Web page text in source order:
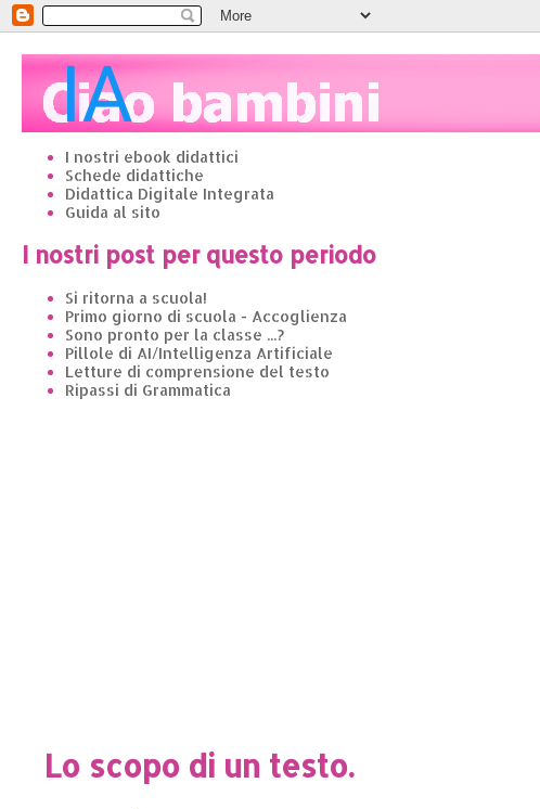
I nostri ebook didattici
Schede didattiche
Didattica Digitale Integrata
Guida al sito
I nostri post per questo periodo
Si ritorna a scuola!
Primo giorno di scuola - Accoglienza
Sono pronto per la classe ...?
Pillole di AI/Intelligenza Artificiale
Letture di comprensione del testo
Ripassi di Grammatica
Lo scopo di un testo.